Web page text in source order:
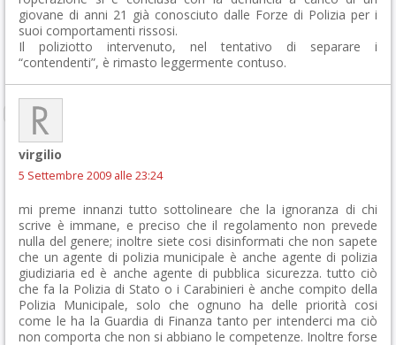
giovane di anni 21 già conosciuto dalle Forze di Polizia per i
suoi comportamenti rissosi.
Il poliziotto intervenuto, nel tentativo di separare i
“contendenti”, è rimasto leggermente contuso.
virgilio
5 Settembre 2009 alle 23:24
mi preme innanzi tutto sottolineare che la ignoranza di chi
scrive è immane, e preciso che il regolamento non prevede
nulla del genere; inoltre siete cosi disinformati che non sapete
che un agente di polizia municipale è anche agente di polizia
giudiziaria ed è anche agente di pubblica sicurezza. tutto ciò
che fa la Polizia di Stato o i Carabinieri è anche compito della
Polizia Municipale, solo che ognuno ha delle priorità cosi
come le ha la Guardia di Finanza tanto per intenderci ma ciò
non comporta che non si abbiano le competenze. Inoltre forse